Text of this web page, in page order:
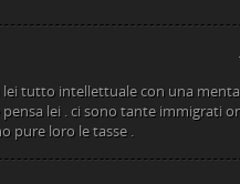
lei tutto intellettuale con una
lei . ci sono tante immigrati
pure loro le tasse .